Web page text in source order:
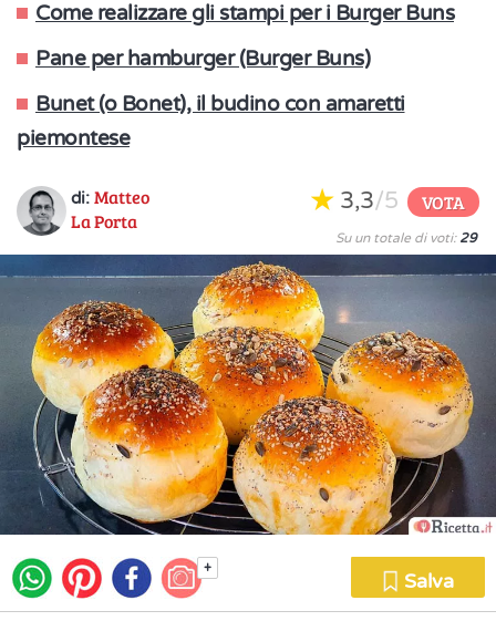
Come realizzare gli stampi per i Burger Buns
Pane per hamburger (Burger Buns)
Bunet (o Bonet), il budino con amaretti
piemontese
di: Matteo
La Porta
3,3/5 VOTA
Su un totale di voti: 29
+
Salva